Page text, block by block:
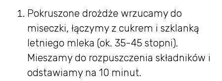
Pokruszone drożdże wrzucamy do
miseczki, łączymy z cukrem i szklanką
letniego mleka (ok. 35-45 stopni).
Mieszamy do rozpuszczenia składników i
odstawiamy na 10 minut.